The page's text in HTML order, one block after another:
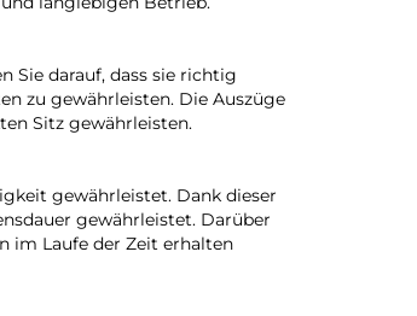
Sie darauf, dass sie richtig
zu gewährleisten. Die Auszüge
Sitz gewährleisten.
gewährleistet. Dank dieser
gewährleistet. Darüber
im Laufe der Zeit erhalten